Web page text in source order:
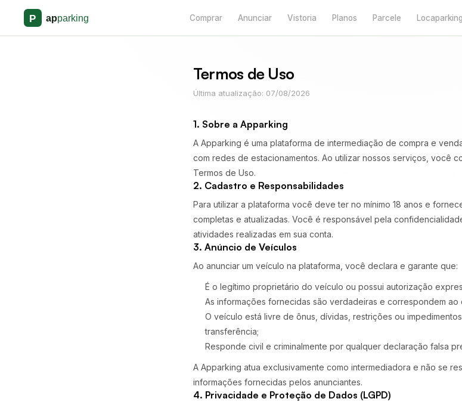
Comprar Anunciar Vistoria Planos Parcele Locaparking
Termos de Uso
Última atualização: 07/08/2026
1. Sobre a Apparking
A Apparking é uma plataforma de intermediação de compra e
com redes de estacionamentos. Ao utilizar nossos serviços, você
Termos de Uso.
2. Cadastro e Responsabilidades
Para utilizar a plataforma você deve ter no mínimo 18 anos e
completas e atualizadas. Você é responsável pela
atividades realizadas em sua conta.
3. Anúncio de Veículos
Ao anunciar um veículo na plataforma, você declara e garante que:
É o legítimo proprietário do veículo ou possui autorização
As informações fornecidas são verdadeiras e correspondem ao
O veículo está livre de ônus, dívidas, restrições ou
transferência;
Responde civil e criminalmente por qualquer declaração falsa
A Apparking atua exclusivamente como intermediadora e não se
informações fornecidas pelos anunciantes.
4. Privacidade e Proteção de Dados (LGPD)